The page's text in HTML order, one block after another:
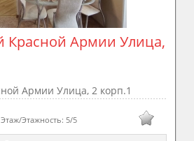
Красной Армии Улица,
Армии Улица, 2 корп.1
Этаж/Этажность:5/5